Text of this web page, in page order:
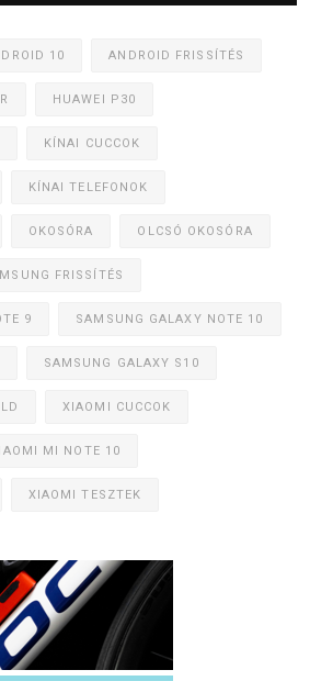
10 ANDROID FRISSÍTÉS
HUAWEI P30
KÍNAI CUCCOK
KÍNAI TELEFONOK
OKOSÓRA OLCSÓ OKOSÓRA
FRISSÍTÉS
9 SAMSUNG GALAXY NOTE 10
SAMSUNG GALAXY S10
XIAOMI CUCCOK
MI NOTE 10
XIAOMI TESZTEK